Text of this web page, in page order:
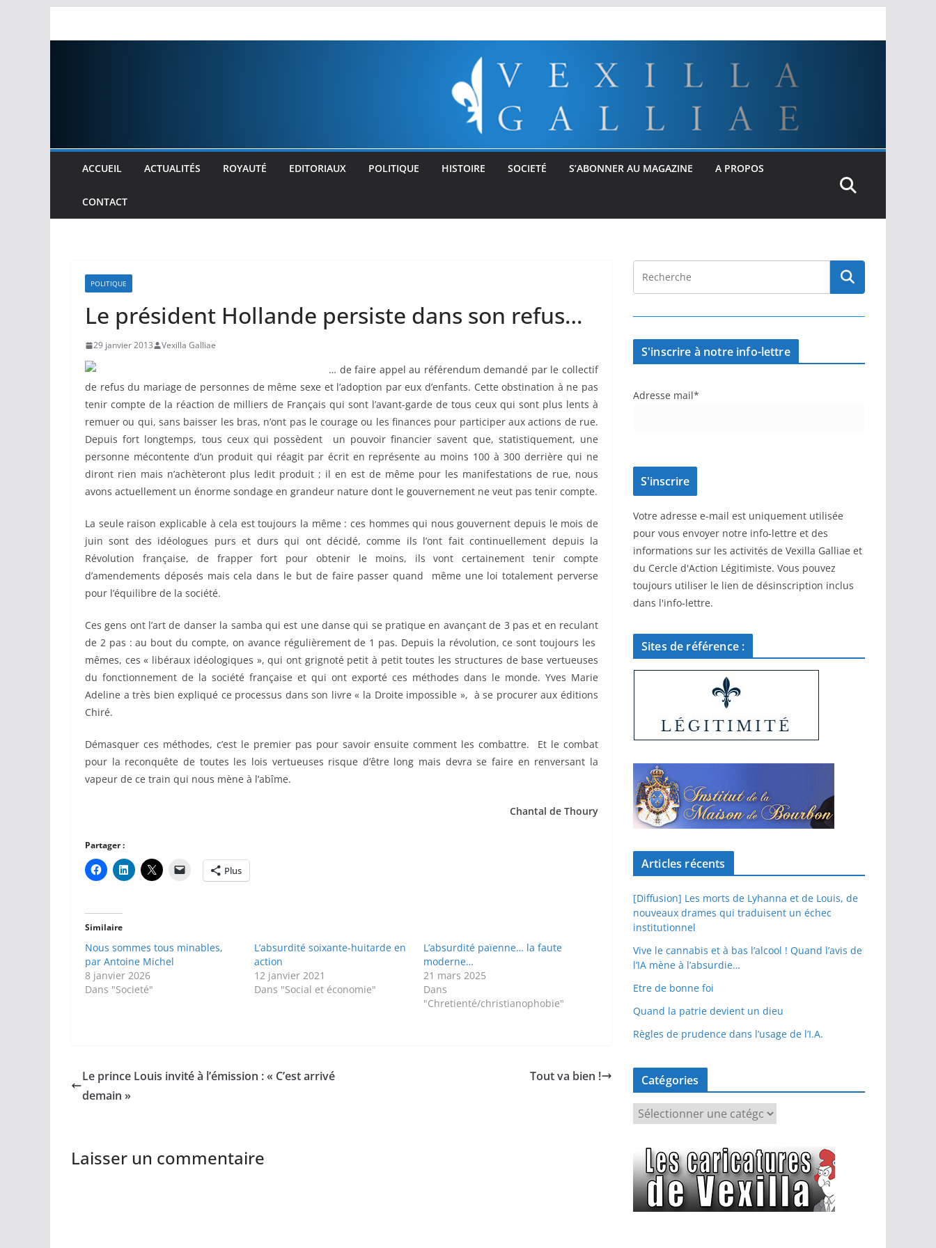
ACCUEIL ACTUALITÉS ROYAUTÉ EDITORIAUX POLITIQUE HISTOIRE SOCIETÉ S’ABONNER AU MAGAZINE A PROPOS
CONTACT
POLITIQUE
Le président Hollande persiste dans son refus…
29 janvier 2013 Vexilla Galliae
… de faire appel au référendum demandé par le collectif
de refus du mariage de personnes de même sexe et l’adoption par eux d’enfants. Cette obstination à ne pas
tenir compte de la réaction de milliers de Français qui sont l’avant-garde de tous ceux qui sont plus lents à
remuer ou qui, sans baisser les bras, n’ont pas le courage ou les finances pour participer aux actions de rue.
Depuis fort longtemps, tous ceux qui possèdent un pouvoir financier savent que, statistiquement, une
personne mécontente d’un produit qui réagit par écrit en représente au moins 100 à 300 derrière qui ne
diront rien mais n’achèteront plus ledit produit ; il en est de même pour les manifestations de rue, nous
avons actuellement un énorme sondage en grandeur nature dont le gouvernement ne veut pas tenir compte.
La seule raison explicable à cela est toujours la même : ces hommes qui nous gouvernent depuis le mois de
juin sont des idéologues purs et durs qui ont décidé, comme ils l’ont fait continuellement depuis la
Révolution française, de frapper fort pour obtenir le moins, ils vont certainement tenir compte
d’amendements déposés mais cela dans le but de faire passer quand même une loi totalement perverse
pour l’équilibre de la société.
Ces gens ont l’art de danser la samba qui est une danse qui se pratique en avançant de 3 pas et en reculant
de 2 pas : au bout du compte, on avance régulièrement de 1 pas. Depuis la révolution, ce sont toujours les
mêmes, ces « libéraux idéologiques », qui ont grignoté petit à petit toutes les structures de base vertueuses
du fonctionnement de la société française et qui ont exporté ces méthodes dans le monde. Yves Marie
Adeline a très bien expliqué ce processus dans son livre « la Droite impossible », à se procurer aux éditions
Chiré.
Démasquer ces méthodes, c’est le premier pas pour savoir ensuite comment les combattre. Et le combat
pour la reconquête de toutes les lois vertueuses risque d’être long mais devra se faire en renversant la
vapeur de ce train qui nous mène à l’abîme.
Chantal de Thoury
Partager :
Plus
Similaire
Nous sommes tous minables,
par Antoine Michel
8 janvier 2026
Dans "Societé"
L’absurdité soixante-huitarde en
action
12 janvier 2021
Dans "Social et économie"
L’absurdité païenne… la faute
moderne…
21 mars 2025
Dans
"Chretienté/christianophobie"
Le prince Louis invité à l’émission : « C’est arrivé
demain »
Tout va bien !
Laisser un commentaire
S'inscrire à notre info-lettre
Adresse mail*
Votre adresse e-mail est uniquement utilisée
pour vous envoyer notre info-lettre et des
informations sur les activités de Vexilla Galliae et
du Cercle d'Action Légitimiste. Vous pouvez
toujours utiliser le lien de désinscription inclus
dans l'info-lettre.
Sites de référence :
Articles récents
[Diffusion] Les morts de Lyhanna et de Louis, de
nouveaux drames qui traduisent un échec
institutionnel
Vive le cannabis et à bas l’alcool ! Quand l’avis de
l’IA mène à l’absurdie…
Etre de bonne foi
Quand la patrie devient un dieu
Règles de prudence dans l’usage de l’I.A.
Catégories
é
g
o
r